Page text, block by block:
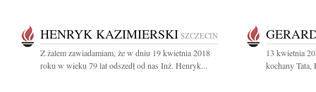
HENRYK KAZIMIERSKI SZCZECIN
Z żalem zawiadamiam, że w dniu 19 kwietnia 2018
roku w wieku 79 lat odszedł od nas Inż. Henryk...
13 kwietnia
kochany